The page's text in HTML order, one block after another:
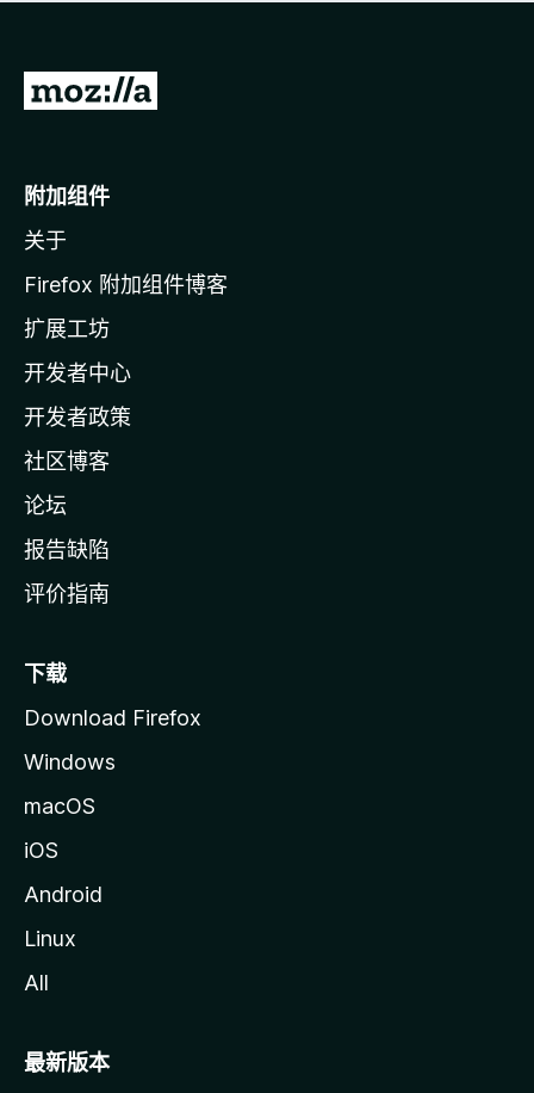
无
转
o
i
l
a
主
页
附加组件
关于
Firefox 附加组件博客
扩展工坊
开发者中心
开发者政策
社区博客
论坛
报告缺陷
评价指南
下载
Download Firefox
Windows
macOS
iOS
Android
Linux
All
最新版本